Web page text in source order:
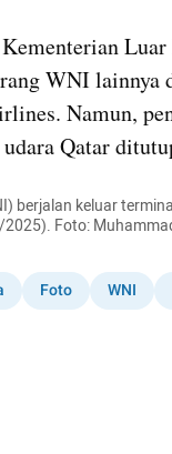
WNI lainnya
Namun,
Qatar
berjalan keluar
Foto:
Foto WNI